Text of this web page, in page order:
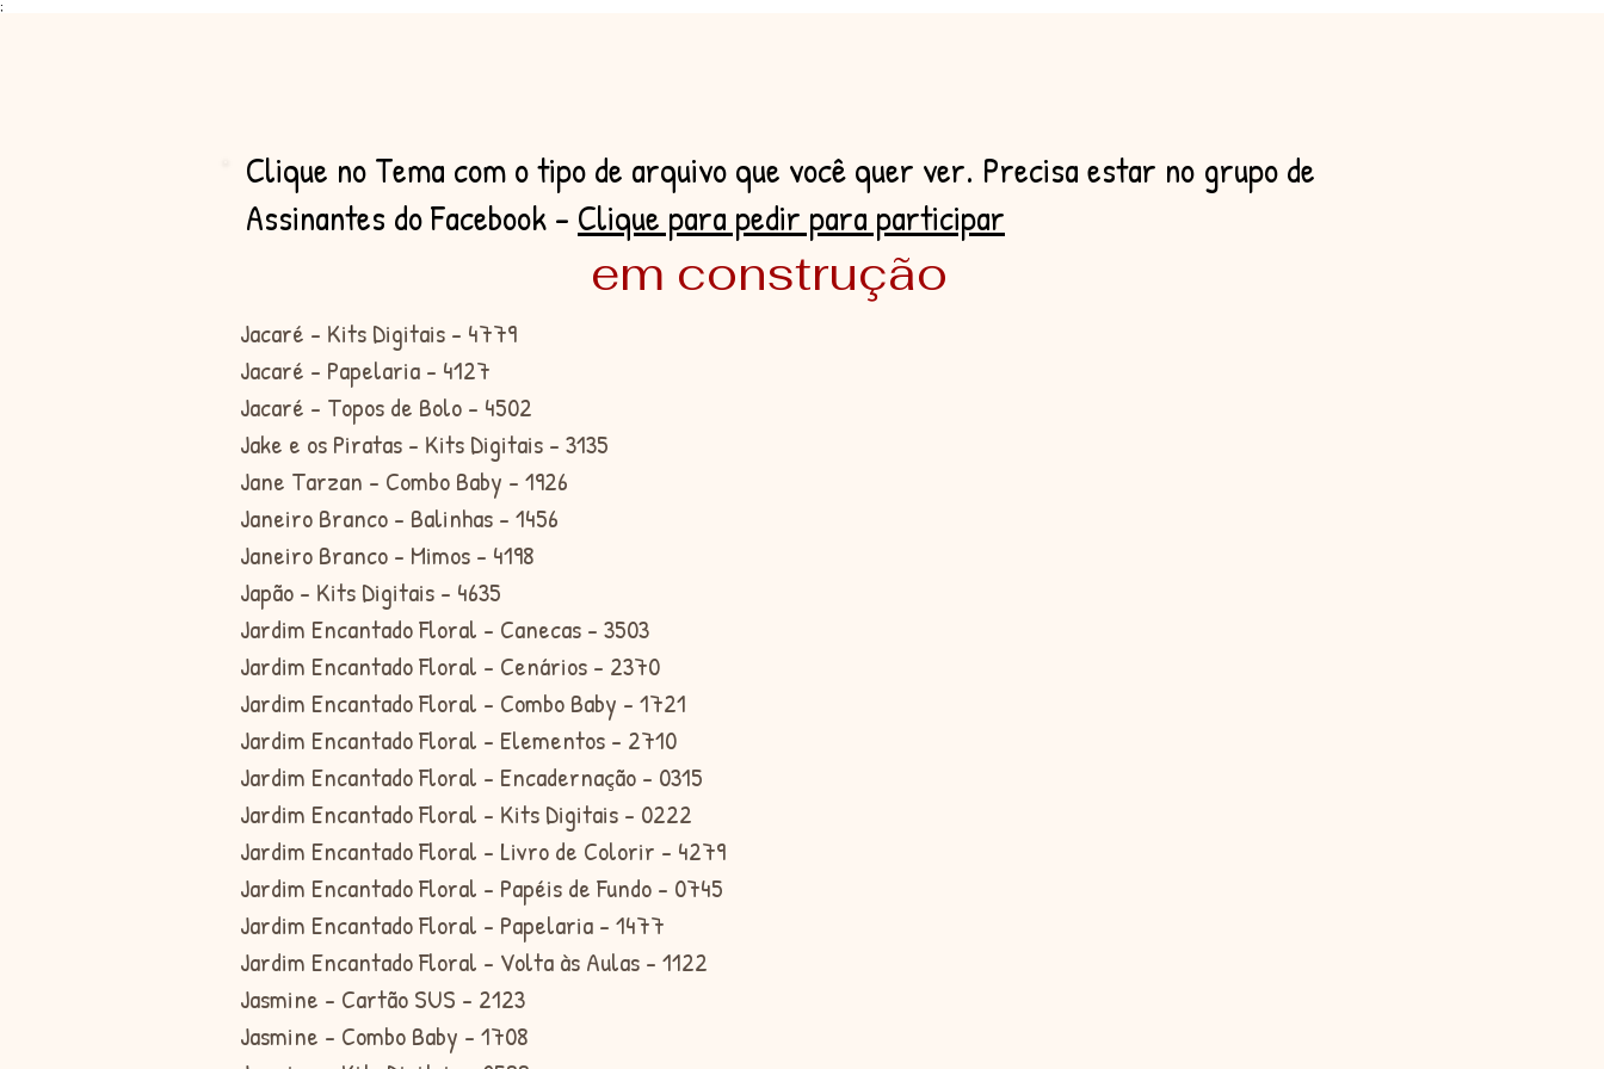
;
Jacaré - Kits Digitais - 4779
Jacaré - Papelaria - 4127
Jacaré - Topos de Bolo - 4502
Jake e os Piratas - Kits Digitais - 3135
Jane Tarzan - Combo Baby - 1926
Janeiro Branco - Balinhas - 1456
Janeiro Branco - Mimos - 4198
Japão - Kits Digitais - 4635
Jardim Encantado Floral - Canecas - 3503
Jardim Encantado Floral - Cenários - 2370
Jardim Encantado Floral - Combo Baby - 1721
Jardim Encantado Floral - Elementos - 2710
Jardim Encantado Floral - Encadernação - 0315
Jardim Encantado Floral - Kits Digitais - 0222
Jardim Encantado Floral - Livro de Colorir - 4279
Jardim Encantado Floral - Papéis de Fundo - 0745
Jardim Encantado Floral - Papelaria - 1477
Jardim Encantado Floral - Volta às Aulas - 1122
Jasmine - Cartão SUS - 2123
Jasmine - Combo Baby - 1708
Clique no Tema com o tipo de arquivo que você quer ver. Precisa estar no grupo de
Assinantes do Facebook - Clique para pedir para participar
em construção